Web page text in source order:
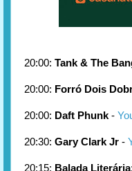
20:00: Tank & The
20:00: Forró Dois
20:00: Daft Phunk -
20:30: Gary Clark Jr -
20:15: Balada